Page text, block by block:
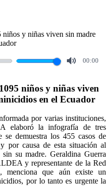
00:00
niños y niñas viven
en el Ecuador
por varias instituciones,
elaboró la infografía de tres
demuestra los 455 casos de
por causa de esta situación al
su madre. Geraldina Guerra
y representante de la Red
menciona que aún existe un
por lo tanto es urgente la